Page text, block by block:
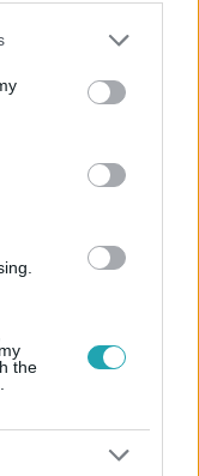
or more Google
You may click to
party tags to
in below Google
the